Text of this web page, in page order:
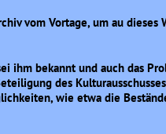
vom Vortage, um au
ihm bekannt und auch das
des
wie etwa die